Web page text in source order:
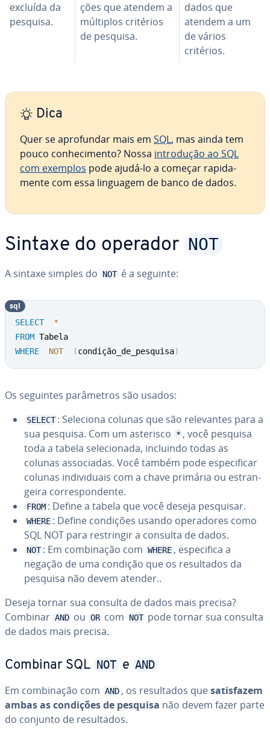
excluída da
pesquisa.
ções que atendem a
múltiplos critérios
de pesquisa.
dados que
atendem a um
de vários
critérios.
Dica
Quer se apro­fun­dar mais em SQL, mas ainda tem
pouco co­nhe­ci­mento? Nossa in­tro­du­ção ao SQL
com exemplos pode ajudá-lo a começar ra­pi­da­
mente com essa linguagem de banco de dados.
Sintaxe do operador NOT
A sintaxe simples do NOT é a seguinte:
SELECT
*
FROM
WHERE
NOT (condição_de_pesquisa)
sql
Os seguintes pa­râ­me­tros são usados:
SELECT : Seleciona colunas que são re­le­van­tes para a
sua pesquisa. Com um asterisco
* , você pesquisa
toda a tabela se­le­ci­o­nada, incluindo todas as
colunas as­so­ci­a­das. Você também pode es­pe­ci­fi­car
colunas in­di­vi­du­ais com a chave primária ou es­tran­
geira cor­res­pon­dente.
FROM : Define a tabela que você deseja pesquisar.
WHERE : Define condições usando ope­ra­do­res como
SQL NOT para res­trin­gir a consulta de dados.
NOT : Em com­bi­na­ção com WHERE , es­pe­ci­fica a
negação de uma condição que os re­sul­ta­dos da
pesquisa não devem atender..
Deseja tornar sua consulta de dados mais precisa?
Combinar AND ou OR com NOT pode tornar sua consulta
de dados mais precisa.
Combinar SQL NOT e AND
Em com­bi­na­ção com AND , os re­sul­ta­dos quesa­tis­fa­zem
ambas as condições de pesquisa não devem fazer parte
do conjunto de re­sul­ta­dos.